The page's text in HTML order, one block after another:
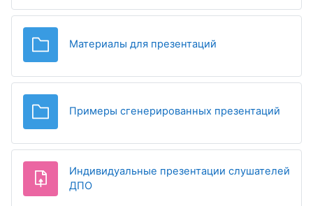
Материалы для презентаций
Примеры сгенерированных презентаций
Индивидуальные презентации слушателей
ДПОЗадание